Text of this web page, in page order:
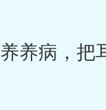
养病，把